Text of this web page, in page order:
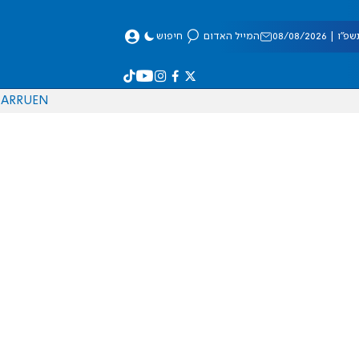
08/2026 המייל האדום חיפוש
EN
RU
AR